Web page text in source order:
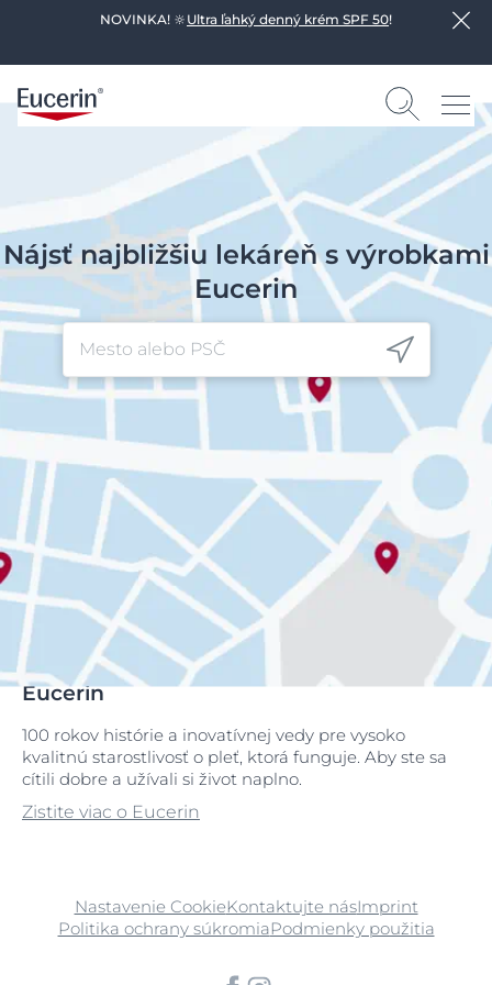
NOVINKA! 🔆 Ultra ľahký denný krém SPF 50!
Nájsť najbližšiu lekáreň s výrobkami
Eucerin
Eucerin
100 rokov histórie a inovatívnej vedy pre vysoko
kvalitnú starostlivosť o pleť, ktorá funguje. Aby ste sa
cítili dobre a užívali si život naplno.
Zistite viac o Eucerin
Nastavenie CookieKontaktujte násImprint
Politika ochrany súkromiaPodmienky použitia